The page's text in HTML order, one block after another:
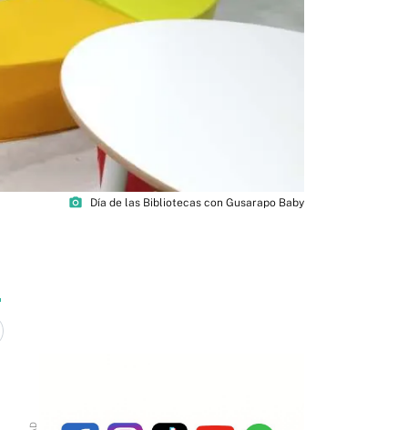
photo_camera Día de las Bibliotecas con Gusarapo Baby